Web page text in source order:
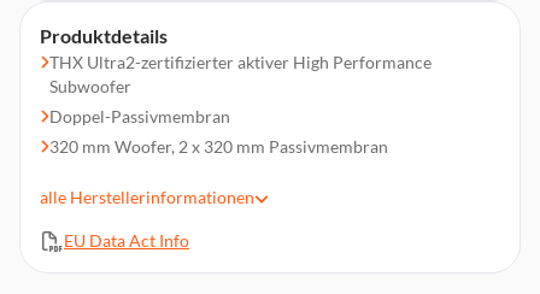
Produktdetails
THX Ultra2-zertifizierter aktiver High Performance
Subwoofer
Doppel-Passivmembran
320 mm Woofer, 2 x 320 mm Passivmembran
Sehr stabiles, versteiftes MDF-Gehäuse mit besonders
resonanzarmer, 45mm starker Schallwand
alle Herstellerinformationen
EU Data Act Info